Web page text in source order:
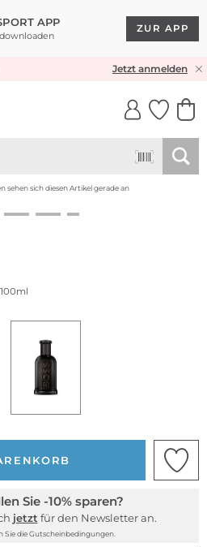
APP
ZUR APP
& RÜCKVERSANDJetzt anmelden
sehen sich diesen Artikel gerade an
Sie -10% sparen?
jetzt für den Newsletter an.
Sie die Gutscheinbedingungen.